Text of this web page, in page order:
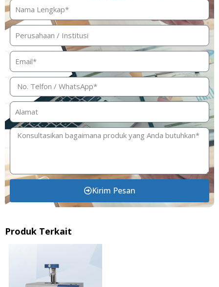
Kirim Pesan
Produk Terkait